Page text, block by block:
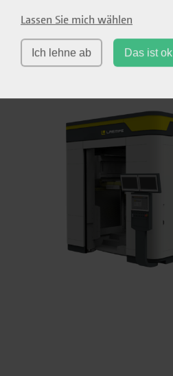
Sie sind hier Produkte
L3D-100
Lassen Sie mich wählen
Ich lehne ab Das ist ok